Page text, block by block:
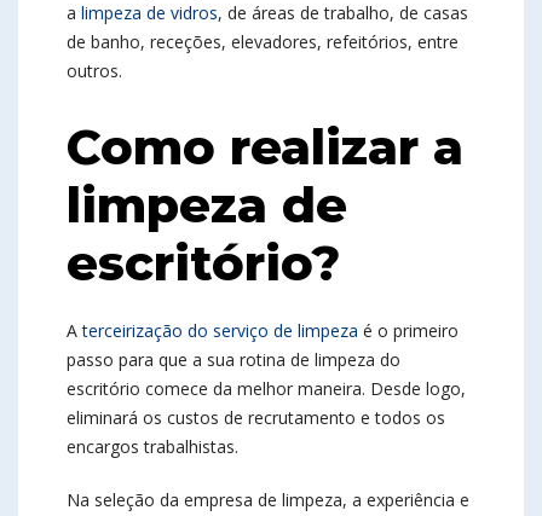
a limpeza de vidros, de áreas de trabalho, de casas
de banho, receções, elevadores, refeitórios, entre
outros.
Como realizar a
limpeza de
escritório?
Aterceirização do serviço de limpeza é o primeiro
passo para que a sua rotina de limpeza do
escritório comece da melhor maneira. Desde logo,
eliminará os custos de recrutamento e todos os
encargos trabalhistas.
Na seleção da empresa de limpeza, a experiência e